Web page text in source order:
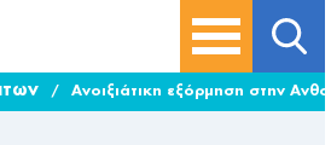
/ Ανοιξιάτικη εξόρμηση στην